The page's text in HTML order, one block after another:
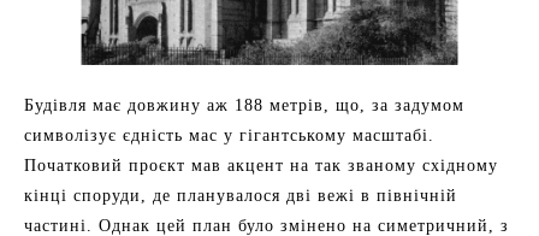
Будівля має довжину аж 188 метрів, що, за задумом
символізує єдність мас у гігантському масштабі.
Початковий проєкт мав акцент на так званому східному
кінці споруди, де планувалося дві вежі в північній
частині. Однак цей план було змінено на симетричний, з